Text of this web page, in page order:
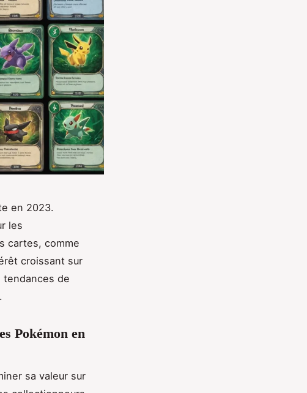
en 2023.
les
cartes, comme
croissant sur
de
Pokémon en
sa valeur sur